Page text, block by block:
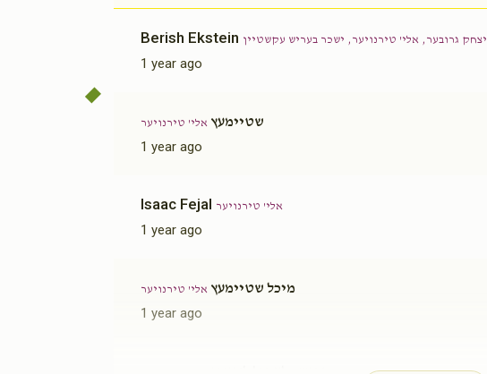
Berish Ekstein יצחק גרובער, אלי' טירנויער, ישכר בעריש עקשטיין
1 year ago
שטיימעץ אלי' טירנויער
1 year ago
Isaac Fejal אלי' טירנויער
1 year ago
מיכל שטיימעץ אלי' טירנויער
1 year ago